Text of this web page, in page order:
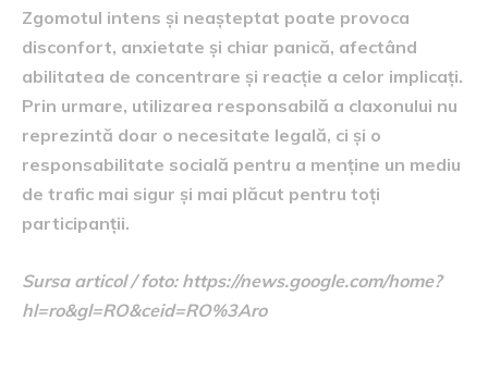
Zgomotul intens și neașteptat poate provoca
disconfort, anxietate și chiar panică, afectând
abilitatea de concentrare și reacție a celor implicați.
Prin urmare, utilizarea responsabilă a claxonului nu
reprezintă doar o necesitate legală, ci și o
responsabilitate socială pentru a menține un mediu
de trafic mai sigur și mai plăcut pentru toți
participanții.
Sursa articol / foto: https://news.google.com/home?
hl=ro&gl=RO&ceid=RO%3Aro